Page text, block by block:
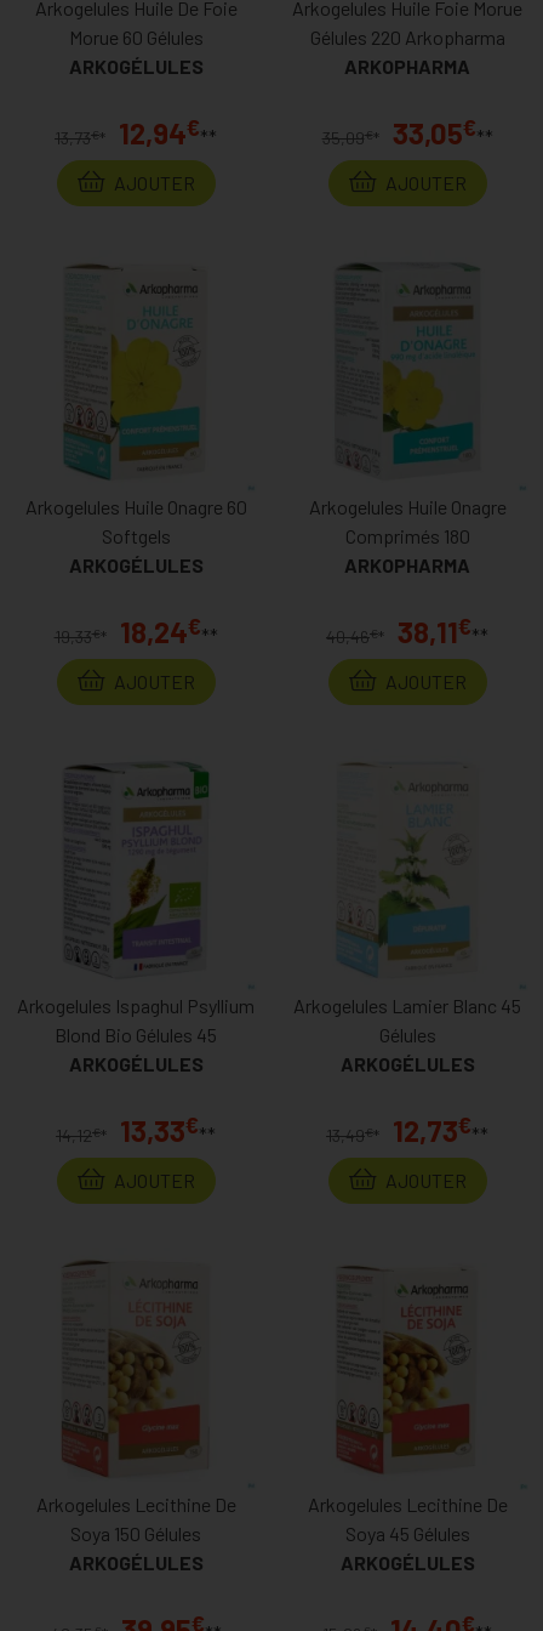
Arkogelules Huile De Foie
Morue 60 Gélules
ARKOGÉLULES
13,73€* 12,94€**
AJOUTER
Arkogelules Huile Foie Morue
Gélules 220 Arkopharma
ARKOPHARMA
35,09€ * 33,05€**
AJOUTER
Arkogelules Huile Onagre 60
Softgels
ARKOGÉLULES
19,33€ * 18,24€**
AJOUTER
Arkogelules Huile Onagre
Comprimés 180
ARKOPHARMA
40,46€* 38,11€**
AJOUTER
Arkogelules Ispaghul Psyllium
Blond Bio Gélules 45
ARKOGÉLULES
14,12€* 13,33€**
AJOUTER
Arkogelules Lamier Blanc 45
Gélules
ARKOGÉLULES
13,49€* 12,73€**
AJOUTER
Arkogelules Lecithine De
Soya 150 Gélules
ARKOGÉLULES
€
Arkogelules Lecithine De
Soya 45 Gélules
ARKOGÉLULES
€